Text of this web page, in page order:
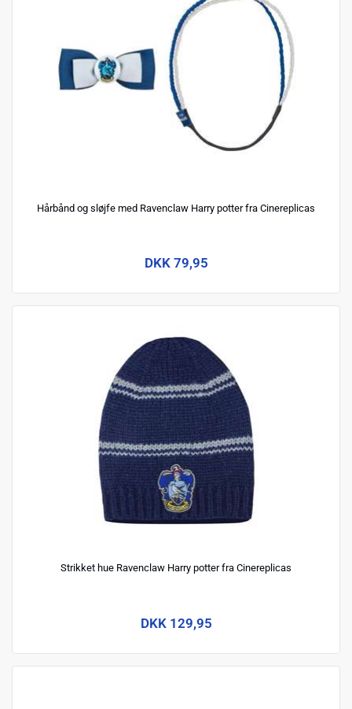
Hårbånd og sløjfe med Ravenclaw Harry potter fra Cinereplicas
DKK 79,95
Strikket hue Ravenclaw Harry potter fra Cinereplicas
DKK 129,95